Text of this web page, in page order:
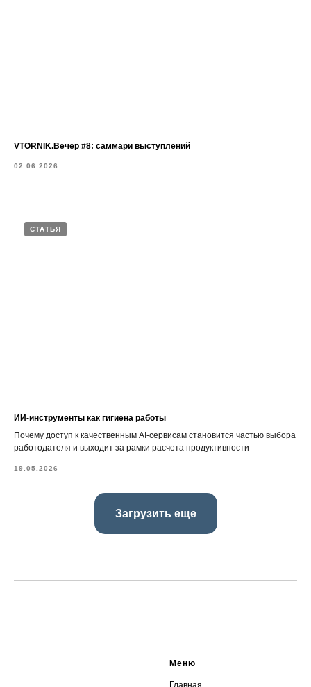
VTORNIK.Вечер #8: саммари выступлений
02.06.2026
СТАТЬЯ
ИИ-инструменты как гигиена работы
Почему доступ к качественным AI-сервисам становится частью выбора
работодателя и выходит за рамки расчета продуктивности
19.05.2026
Загрузить еще
Меню